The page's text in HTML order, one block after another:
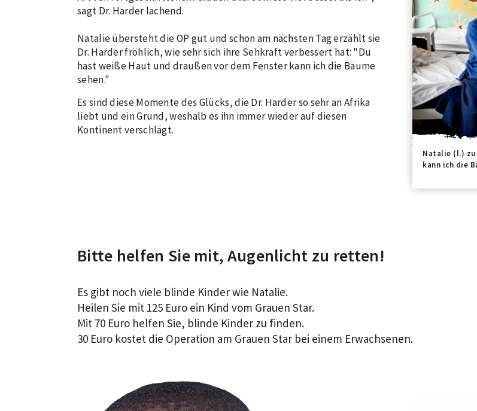
Natalie (l.) zu
kann ich die
sagt Dr. Harder lachend.
Natalie übersteht die OP gut und schon am nächsten Tag erzählt sie
Dr. Harder fröhlich, wie sehr sich ihre Sehkraft verbessert hat: "Du
hast weiße Haut und draußen vor dem Fenster kann ich die Bäume
sehen."
Es sind diese Momente des Glücks, die Dr. Harder so sehr an Afrika
liebt und ein Grund, weshalb es ihn immer wieder auf diesen
Kontinent verschlägt.
Bitte helfen Sie mit, Augenlicht zu retten!
Es gibt noch viele blinde Kinder wie Natalie.
Heilen Sie mit 125 Euro ein Kind vom Grauen Star.
Mit 70 Euro helfen Sie, blinde Kinder zu finden.
30 Euro kostet die Operation am Grauen Star bei einem Erwachsenen.